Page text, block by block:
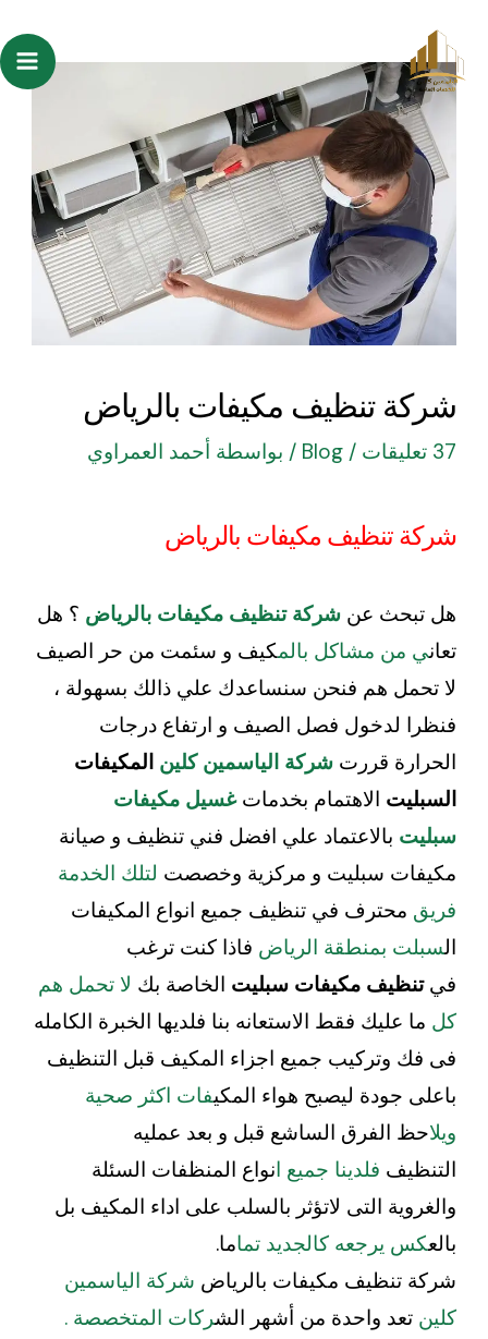
إلى
المحتوى
شركة تنظيف مكيفات بالرياض
37 تعليقات /
Blog / بواسطة أحمد العمراوي
شركة تنظيف مكيفات بالرياض
هل تبحث عن شركة تنظيف مكيفات بالرياض ؟ هل
تعاني من مشاكل بالمكيف و سئمت من حر الصيف
لا تحمل هم فنحن سنساعدك علي ذالك بسهولة ،
فنظرا لدخول فصل الصيف و ارتفاع درجات
الحرارة قررتشركة الياسمين كلين المكيفات
السبليت الاهتمام بخدماتغسيل مكيفات
سبليت بالاعتماد علي افضل فني تنظيف و صيانة
مكيفات سبليت و مركزية وخصصت لتلك الخدمة
فريق محترف في تنظيف جميع انواع المكيفات
السبلت بمنطقة الرياض فاذا كنت ترغب
فيتنظيف مكيفات سبليت الخاصة بك لا تحمل هم
كل ما عليك فقط الاستعانه بنا فلديها الخبرة الكامله
فى فك وتركيب جميع اجزاء المكيف قبل التنظيف
باعلى جودة ليصبح هواء المكيفات اكثر صحية
ويلاحظ الفرق الساشع قبل و بعد عمليه
التنظيف فلدينا جميع انواع المنظفات السئلة
والغروية التى لاتؤثر بالسلب على اداء المكيف بل
بالعكس يرجعه كالجديد تماما.
شركة تنظيف مكيفات بالرياض شركة الياسمين
كلينتعد واحدة من أشهر الشركات المتخصصة .
navigation